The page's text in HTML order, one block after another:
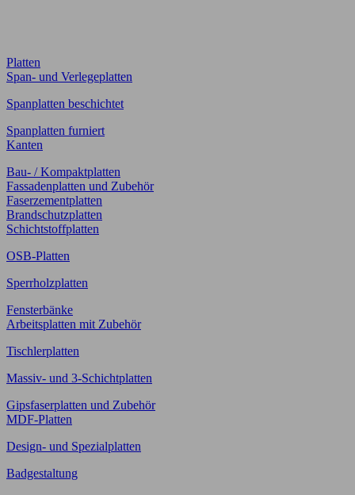
Platten
Span- und Verlegeplatten
Spanplatten beschichtet
Spanplatten furniert
Kanten
Bau- / Kompaktplatten
Fassadenplatten und Zubehör
Faserzementplatten
Brandschutzplatten
Schichtstoffplatten
OSB-Platten
Sperrholzplatten
Fensterbänke
Arbeitsplatten mit Zubehör
Tischlerplatten
Massiv- und 3-Schichtplatten
Gipsfaserplatten und Zubehör
MDF-Platten
Design- und Spezialplatten
Badgestaltung